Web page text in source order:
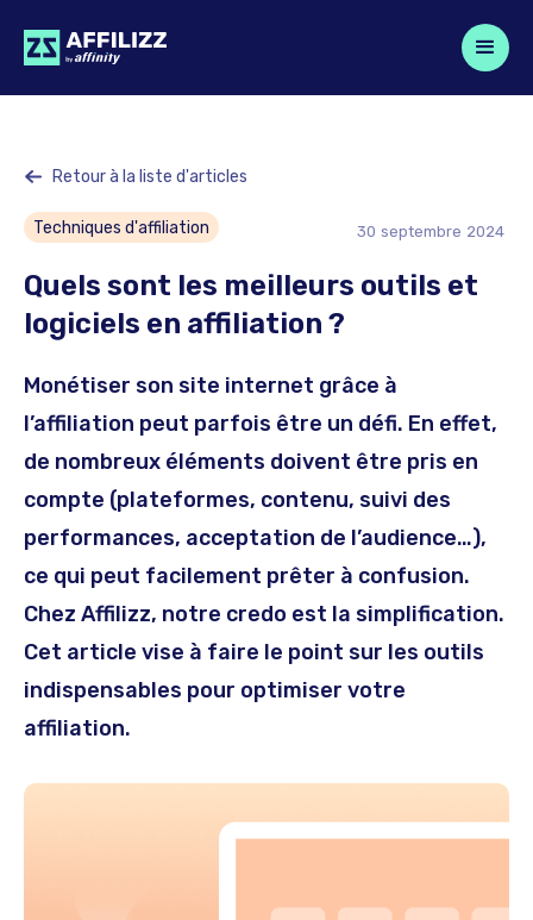
Retour à la liste d'articles
Techniques d'affiliation 30 septembre 2024
Quels sont les meilleurs outils et
logiciels en affiliation ?
Monétiser son site internet grâce à
l’affiliation peut parfois être un défi. En effet,
de nombreux éléments doivent être pris en
compte (plateformes, contenu, suivi des
performances, acceptation de l’audience…),
ce qui peut facilement prêter à confusion.
Chez Affilizz, notre credo est la simplification.
Cet article vise à faire le point sur les outils
indispensables pour optimiser votre
affiliation.